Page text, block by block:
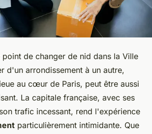
point de changer de nid dans la Ville
d'un arrondissement à un autre,
au cœur de Paris, peut être aussi
La capitale française, avec ses
trafic incessant, rend l'expérience
particulièrement intimidante. Que